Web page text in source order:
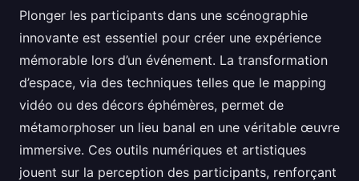
Plonger les participants dans une scénographie
innovante est essentiel pour créer une expérience
mémorable lors d’un événement. La transformation
d’espace, via des techniques telles que le mapping
vidéo ou des décors éphémères, permet de
métamorphoser un lieu banal en une véritable œuvre
immersive. Ces outils numériques et artistiques
jouent sur la perception des participants, renforçant